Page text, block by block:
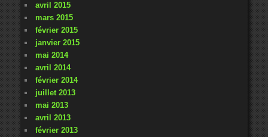
avril 2015
mars 2015
février 2015
janvier 2015
mai 2014
avril 2014
février 2014
juillet 2013
mai 2013
avril 2013
février 2013